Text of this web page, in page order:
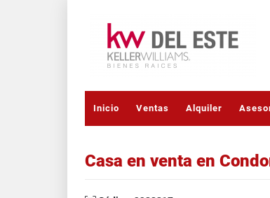
Inicio Ventas Alquiler
Casa en venta en